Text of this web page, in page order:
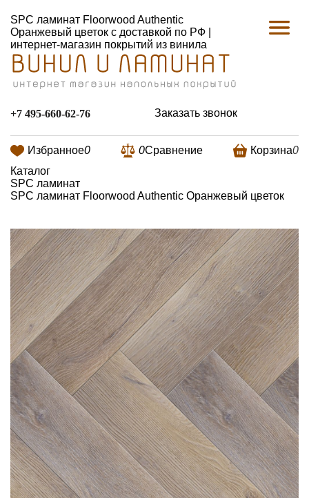
SPC ламинат Floorwood Authentic
Оранжевый цветок с доставкой по РФ |
интернет-магазин покрытий из винила
+7 495-660-62-76 Заказать звонок
Избранное0 0Сравнение Корзина0
Каталог
SPC ламинат
SPC ламинат Floorwood Authentic Оранжевый цветок